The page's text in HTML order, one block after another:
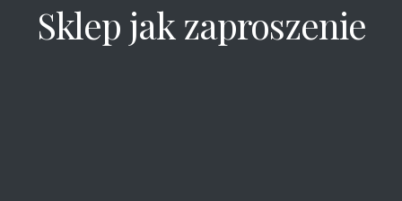
Sklep jak zaproszenie